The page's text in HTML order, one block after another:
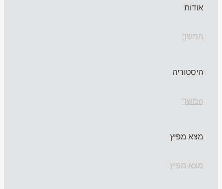
אודות
המשך
היסטוריה
המשך
מצא מפיץ
מצא מפיץ